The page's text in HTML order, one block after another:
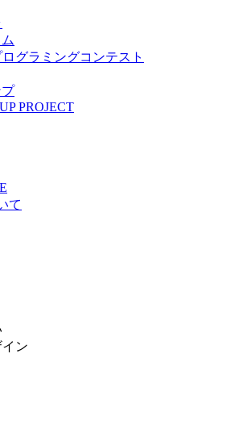
グラミングコンテスト
PROJECT
て
ン